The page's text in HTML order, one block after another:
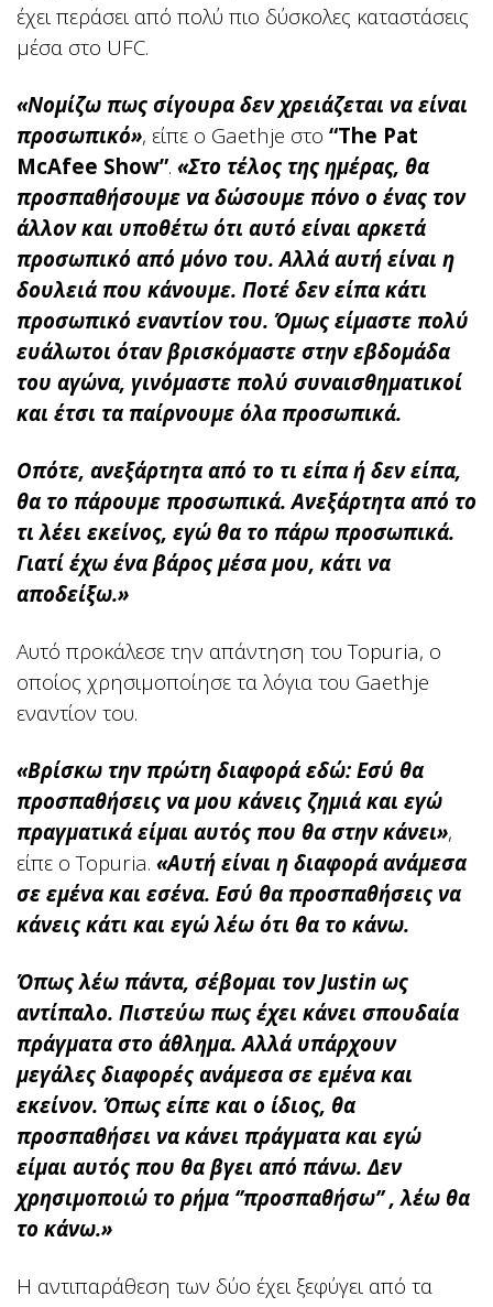
έχει περάσει από πολύ πιο δύσκολες καταστάσεις
μέσα στο UFC.
«Νομίζω πως σίγουρα δεν χρειάζεται να είναι
προσωπικό», είπε ο Gaethje στο “The Pat
McAfee Show”. «Στο τέλος της ημέρας, θα
προσπαθήσουμε να δώσουμε πόνο ο ένας τον
άλλον και υποθέτω ότι αυτό είναι αρκετά
προσωπικό από μόνο του. Αλλά αυτή είναι η
δουλειά που κάνουμε. Ποτέ δεν είπα κάτι
προσωπικό εναντίον του. Όμως είμαστε πολύ
ευάλωτοι όταν βρισκόμαστε στην εβδομάδα
του αγώνα, γινόμαστε πολύ συναισθηματικοί
και έτσι τα παίρνουμε όλα προσωπικά.
Οπότε, ανεξάρτητα από το τι είπα ή δεν είπα,
θα το πάρουμε προσωπικά. Ανεξάρτητα από το
τι λέει εκείνος, εγώ θα το πάρω προσωπικά.
Γιατί έχω ένα βάρος μέσα μου, κάτι να
αποδείξω.»
Αυτό προκάλεσε την απάντηση του Topuria, ο
οποίος χρησιμοποίησε τα λόγια του Gaethje
εναντίον του.
«Βρίσκω την πρώτη διαφορά εδώ: Εσύ θα
προσπαθήσεις να μου κάνεις ζημιά και εγώ
πραγματικά είμαι αυτός που θα στην κάνει»,
είπε ο Topuria. «Αυτή είναι η διαφορά ανάμεσα
σε εμένα και εσένα. Εσύ θα προσπαθήσεις να
κάνεις κάτι και εγώ λέω ότι θα το κάνω.
Όπως λέω πάντα, σέβομαι τον Justin ως
αντίπαλο. Πιστεύω πως έχει κάνει σπουδαία
πράγματα στο άθλημα. Αλλά υπάρχουν
μεγάλες διαφορές ανάμεσα σε εμένα και
εκείνον. Όπως είπε και ο ίδιος, θα
προσπαθήσει να κάνει πράγματα και εγώ
είμαι αυτός που θα βγει από πάνω. Δεν
χρησιμοποιώ το ρήμα ‘’προσπαθήσω’’ , λέω θα
το κάνω.»
Η αντιπαράθεση των δύο έχει ξεφύγει από τα